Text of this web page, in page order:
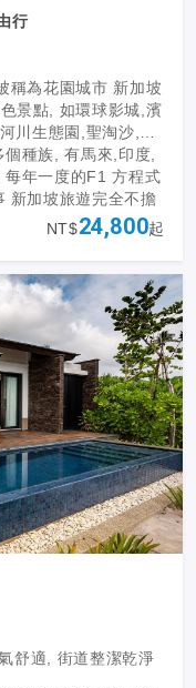
行
稱為花園城市 新加坡
景點, 如環球影城,濱
川生態園,聖淘沙,新
種族, 有馬來,印度,
每年一度的F1 方程式
新加坡旅遊完全不擔
完全安心放心自由行
NT$24,800起
舒適, 街道整潔乾淨